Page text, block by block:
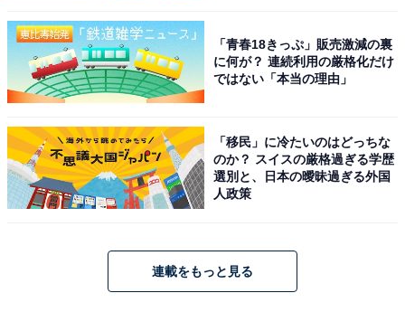
「青春18きっぷ」販売激減の裏
に何が？ 連続利用の厳格化だけ
ではない「本当の理由」
「移民」に冷たいのはどっちな
のか？ スイスの厳格過ぎる学歴
選別と、日本の曖昧過ぎる外国
人政策
連載をもっと見る